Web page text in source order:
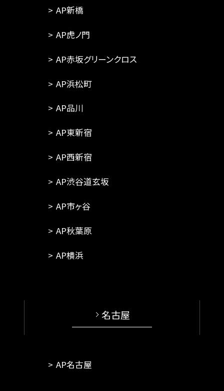
AP新橋
AP虎ノ門
AP赤坂グリーンクロス
AP浜松町
AP品川
AP東新宿
AP西新宿
AP渋谷道玄坂
AP市ヶ谷
AP秋葉原
AP横浜
名古屋
AP名古屋